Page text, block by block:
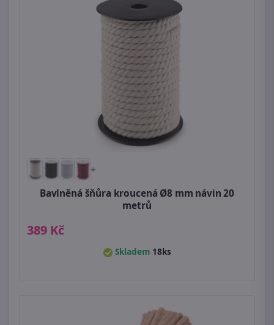
+
Bavlněná šňůra kroucená Ø8 mm návin 20
metrů
389 Kč
Skladem 18ks